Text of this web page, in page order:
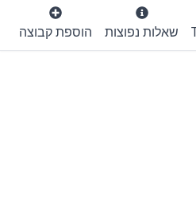
שאלות נפוצות הוספת קבוצה